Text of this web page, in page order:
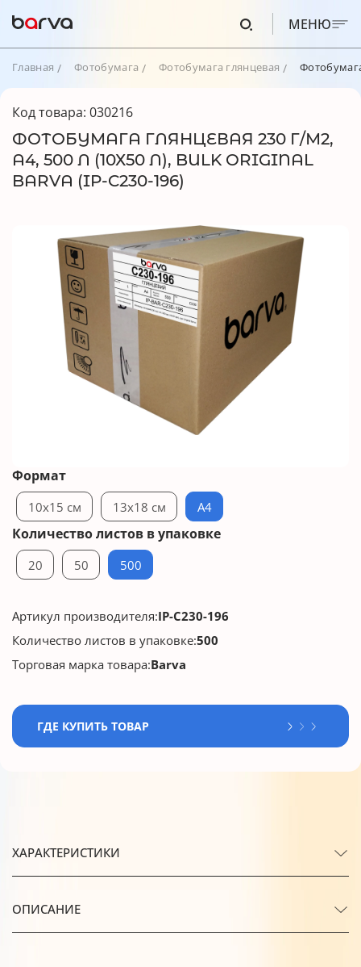
МЕНЮ
Главная Фотобумага Фотобумага глянцевая
Код товара: 030216
ФОТОБУМАГА ГЛЯНЦЕВАЯ 230 Г/М2,
А4, 500 Л (10Х50 Л), BULK ORIGINAL
BARVA (IP-C230-196)
Формат
10x15 см 13x18 см A4
Количество листов в упаковке
20 50 500
Артикул производителя:IP-C230-196
Количество листов в упаковке:500
Торговая марка товара:Barva
ГДЕ КУПИТЬ ТОВАР
ХАРАКТЕРИСТИКИ
ОПИСАНИЕ